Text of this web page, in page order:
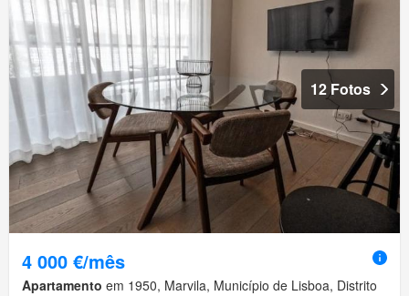
12 Fotos
4 000 €/mês
Apartamento em 1950, Marvila, Município de Lisboa, Distrito